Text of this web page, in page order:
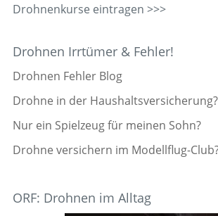
Drohnenkurse eintragen >>>
Drohnen Irrtümer & Fehler!
Drohnen Fehler Blog
Drohne in der Haushaltsversicherung?
Nur ein Spielzeug für meinen Sohn?
Drohne versichern im Modellflug-
ORF: Drohnen im Alltag